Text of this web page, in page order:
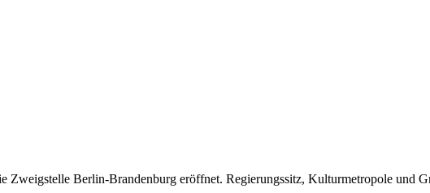
Zweigstelle Berlin-Brandenburg eröffnet. Regierungssitz, Kulturmetropole und